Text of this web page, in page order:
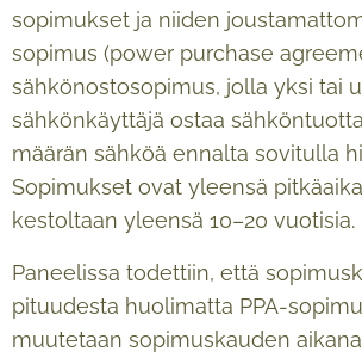
sopimukset ja niiden
sopimus (power purchase
sähkönostosopimus, jolla yksi tai
sähkönkäyttäjä ostaa
määrän sähköä ennalta sovitulla
Sopimukset ovat yleensä
kestoltaan yleensä 10–20 vuotisia.
Paneelissa todettiin, että
pituudesta huolimatta PPA-
muutetaan sopimuskauden